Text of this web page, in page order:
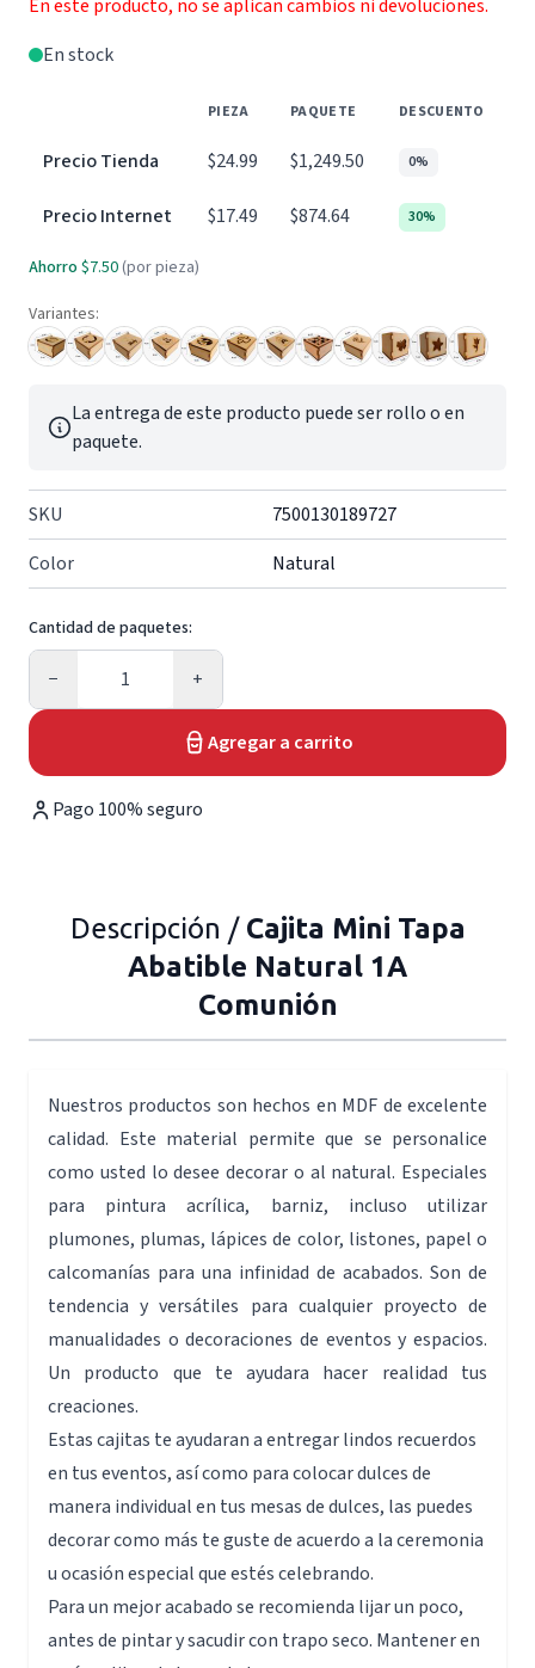
En este producto, no se aplican cambios ni devoluciones.
En stock
PIEZA PAQUETE DESCUENTO
Precio Tienda $24.99 $1,249.50 0%
Precio Internet $17.49 $874.64 30%
Ahorro $7.50 (por pieza)
Variantes:
La entrega de este producto puede ser rollo o en
paquete.
SKU
7500130189727
Color
Natural
Cantidad de paquetes:
−
Cantidad
+
Agregar a carrito
Pago 100% seguro
Descripción / Cajita Mini Tapa
Abatible Natural 1A
Comunión
Nuestros productos son hechos en MDF de excelente
calidad. Este material permite que se personalice
como usted lo desee decorar o al natural. Especiales
para pintura acrílica, barniz, incluso utilizar
plumones, plumas, lápices de color, listones, papel o
calcomanías para una infinidad de acabados. Son de
tendencia y versátiles para cualquier proyecto de
manualidades o decoraciones de eventos y espacios.
Un producto que te ayudara hacer realidad tus
creaciones.
Estas cajitas te ayudaran a entregar lindos recuerdos
en tus eventos, así como para colocar dulces de
manera individual en tus mesas de dulces, las puedes
decorar como más te guste de acuerdo a la ceremonia
u ocasión especial que estés celebrando.
Para un mejor acabado se recomienda lijar un poco,
antes de pintar y sacudir con trapo seco. Mantener en